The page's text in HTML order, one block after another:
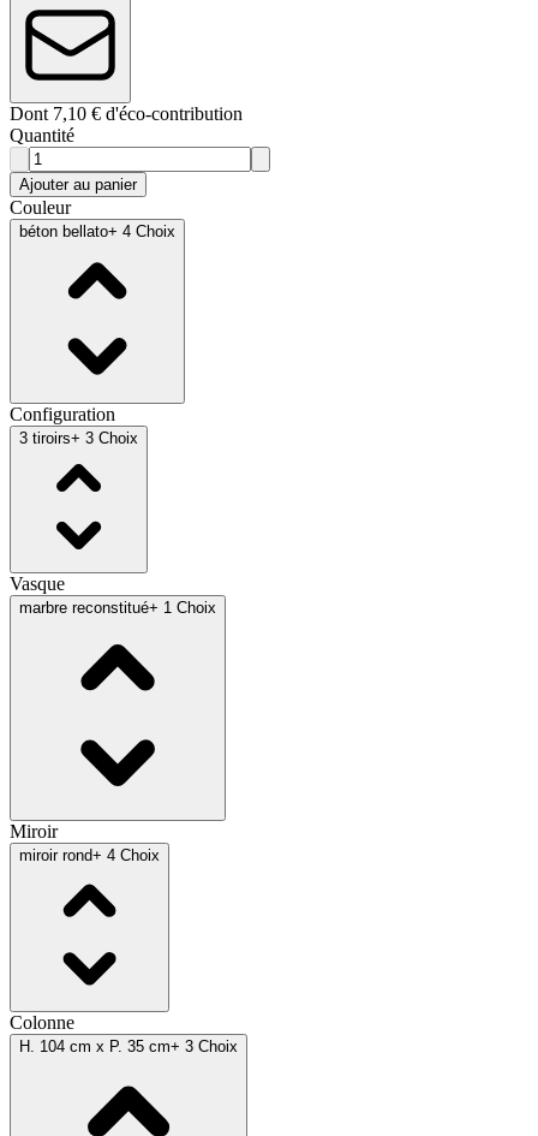
Dont 7,10 € d'éco-contribution
Quantité
Ajouter au panier
Couleur
béton bellato+ 4 Choix
Configuration
3 tiroirs+ 3 Choix
Vasque
marbre reconstitué+ 1 Choix
Miroir
miroir rond+ 4 Choix
Colonne
H. 104 cm x P. 35 cm+ 3 Choix